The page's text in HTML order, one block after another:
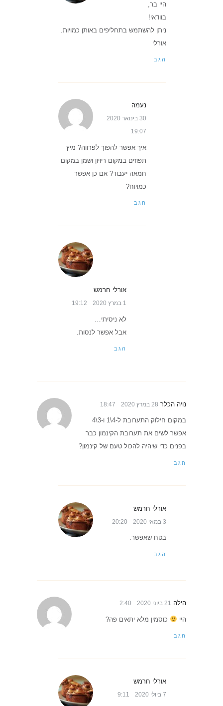
היי בר,
בוודאי!
ניתן להשתמש בתחליפים באותן כמויות.
אורלי
הגב
נעמה
30 בינואר 2020
19:07
איך אפשר להפוך לפרווה? מיץ
תפוזים במקום ריויון ושמן במקום
חמאה יעבוד? אם כן אפשר
כמויוח?
הגב
אורלי חרמש
1 במרץ 2020 19:12
לא ניסיתי…
אבל אפשר לנסות.
הגב
נויה הכלר 28 במרץ 2020 18:47
במקום חילוק התערובת ל-4\1 ו-3\4
אפשר לשים את תערובת הקינמון כבר
בפנים כדי שיהיה להכול טעם של קינמון?
הגב
אורלי חרמש
3 במאי 2020 20:20
בטח שאפשר.
הגב
הילה 21 ביוני 2020 2:40
היי כוסמין מלא יתאים פה?
הגב
אורלי חרמש
7 ביולי 2020 9:11